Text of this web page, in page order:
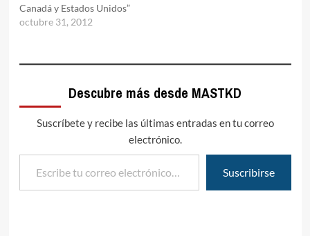
Canadá y Estados Unidos”
octubre 31, 2012
Descubre más desde MASTKD
Suscríbete y recibe las últimas entradas en tu correo
electrónico.
Escribe tu correo electrónico…
Suscribirse